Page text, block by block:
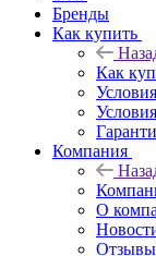
Бренды
Как купить
Как
Компания
О
Отзывы